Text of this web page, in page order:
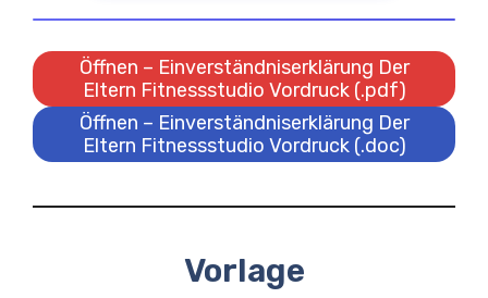
Öffnen – Einverständniserklärung Der
Eltern Fitnessstudio Vordruck (.pdf)
Öffnen – Einverständniserklärung Der
Eltern Fitnessstudio Vordruck (.doc)
Vorlage